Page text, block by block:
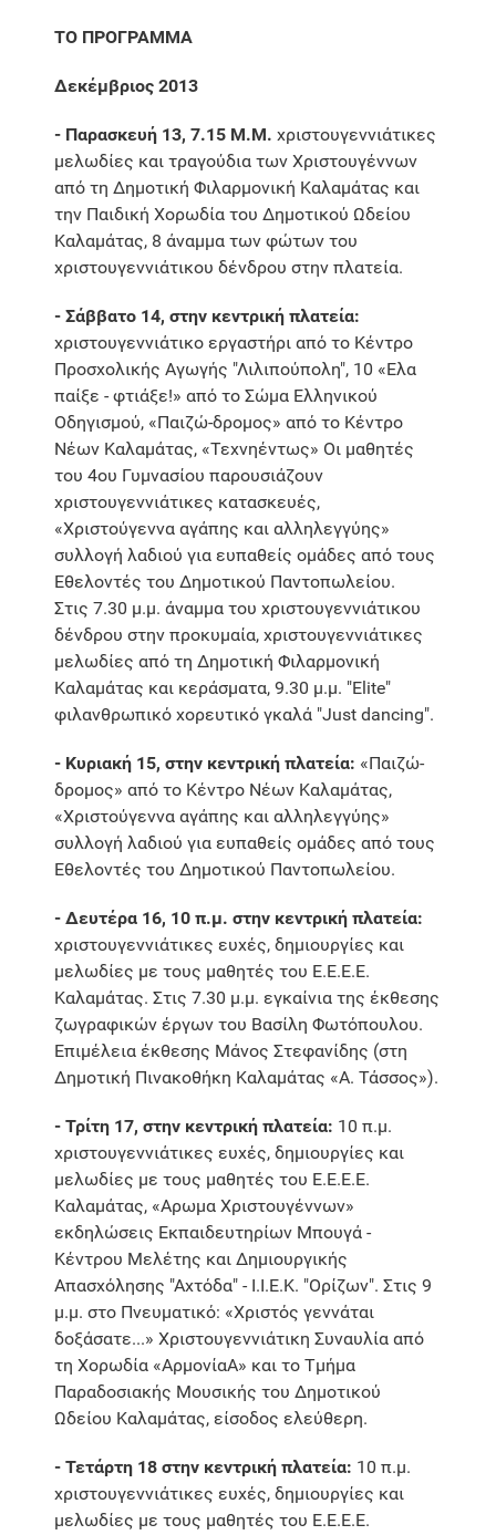
ΤΟ ΠΡΟΓΡΑΜΜΑ
Δεκέμβριος 2013
- Παρασκευή 13, 7.15 Μ.Μ. χριστουγεννιάτικες
μελωδίες και τραγούδια των Χριστουγέννων
από τη Δημοτική Φιλαρμονική Καλαμάτας και
την Παιδική Χορωδία του Δημοτικού Ωδείου
Καλαμάτας, 8 άναμμα των φώτων του
χριστουγεννιάτικου δένδρου στην πλατεία.
- Σάββατο 14, στην κεντρική πλατεία:
χριστουγεννιάτικο εργαστήρι από το Κέντρο
Προσχολικής Αγωγής "Λιλιπούπολη", 10 «Ελα
παίξε - φτιάξε!» από το Σώμα Ελληνικού
Οδηγισμού, «Παιζώ-δρομος» από το Κέντρο
Νέων Καλαμάτας, «Τεχνηέντως» Οι μαθητές
του 4ου Γυμνασίου παρουσιάζουν
χριστουγεννιάτικες κατασκευές,
«Χριστούγεννα αγάπης και αλληλεγγύης»
συλλογή λαδιού για ευπαθείς ομάδες από τους
Εθελοντές του Δημοτικού Παντοπωλείου.
Στις 7.30 μ.μ. άναμμα του χριστουγεννιάτικου
δένδρου στην προκυμαία, χριστουγεννιάτικες
μελωδίες από τη Δημοτική Φιλαρμονική
Καλαμάτας και κεράσματα, 9.30 μ.μ. "Εlite"
φιλανθρωπικό χορευτικό γκαλά "Just dancing".
- Κυριακή 15, στην κεντρική πλατεία: «Παιζώ-
δρομος» από το Κέντρο Νέων Καλαμάτας,
«Χριστούγεννα αγάπης και αλληλεγγύης»
συλλογή λαδιού για ευπαθείς ομάδες από τους
Εθελοντές του Δημοτικού Παντοπωλείου.
- Δευτέρα 16, 10 π.μ. στην κεντρική πλατεία:
χριστουγεννιάτικες ευχές, δημιουργίες και
μελωδίες με τους μαθητές του Ε.Ε.Ε.Ε.
Καλαμάτας. Στις 7.30 μ.μ. εγκαίνια της έκθεσης
ζωγραφικών έργων του Βασίλη Φωτόπουλου.
Επιμέλεια έκθεσης Μάνος Στεφανίδης (στη
Δημοτική Πινακοθήκη Καλαμάτας «Α. Τάσσος»).
- Τρίτη 17, στην κεντρική πλατεία: 10 π.μ.
χριστουγεννιάτικες ευχές, δημιουργίες και
μελωδίες με τους μαθητές του Ε.Ε.Ε.Ε.
Καλαμάτας, «Αρωμα Χριστουγέννων»
εκδηλώσεις Εκπαιδευτηρίων Μπουγά -
Κέντρου Μελέτης και Δημιουργικής
Απασχόλησης "Αχτόδα" - Ι.Ι.Ε.Κ. "Ορίζων". Στις 9
μ.μ. στο Πνευματικό: «Χριστός γεννάται
δοξάσατε...» Χριστουγεννιάτικη Συναυλία από
τη Χορωδία «ΑρμονίαΑ» και το Τμήμα
Παραδοσιακής Μουσικής του Δημοτικού
Ωδείου Καλαμάτας, είσοδος ελεύθερη.
- Τετάρτη 18 στην κεντρική πλατεία: 10 π.μ.
χριστουγεννιάτικες ευχές, δημιουργίες και
μελωδίες με τους μαθητές του Ε.Ε.Ε.Ε.